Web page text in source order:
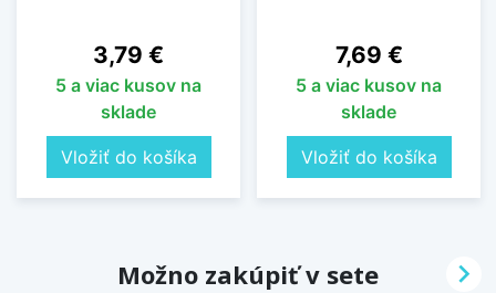
Cena
3,79 €
5 a viac kusov na
sklade
Vložiť do košíka
Cena
7,69 €
5 a viac kusov na
sklade
Vložiť do košíka
Možno zakúpiť v sete 